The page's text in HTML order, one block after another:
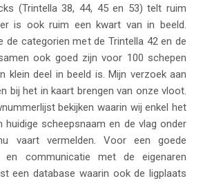
(Trintella 38, 44, 45 en 53) telt ruim
is ook ruim een kwart van in beeld.
de categorien met de Trintella 42 en de
ook goed zijn voor 100 schepen
klein deel in beeld is. Mijn verzoek aan
bij het in kaart brengen van onze vloot.
bekijken waarin wij enkel het
huidige scheepsnaam en de vlag onder
vaart vermelden. Voor een goede
en communicatie met de eigenaren
een database waarin ook de ligplaats